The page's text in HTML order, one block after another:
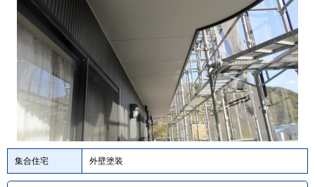
集合住宅 外壁塗装